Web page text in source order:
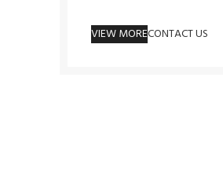
VIEW MORECONTACT US